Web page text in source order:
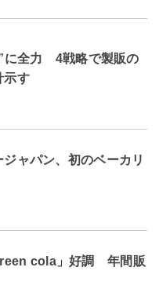
に全力 4戦略で製販の
示す
ジャパン、初のベーカリ
cola」好調 年間販